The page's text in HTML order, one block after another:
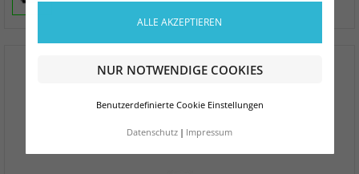
ALLE AKZEPTIEREN
NUR NOTWENDIGE COOKIES
Benutzerdefinierte Cookie Einstellungen
Datenschutz Impressum